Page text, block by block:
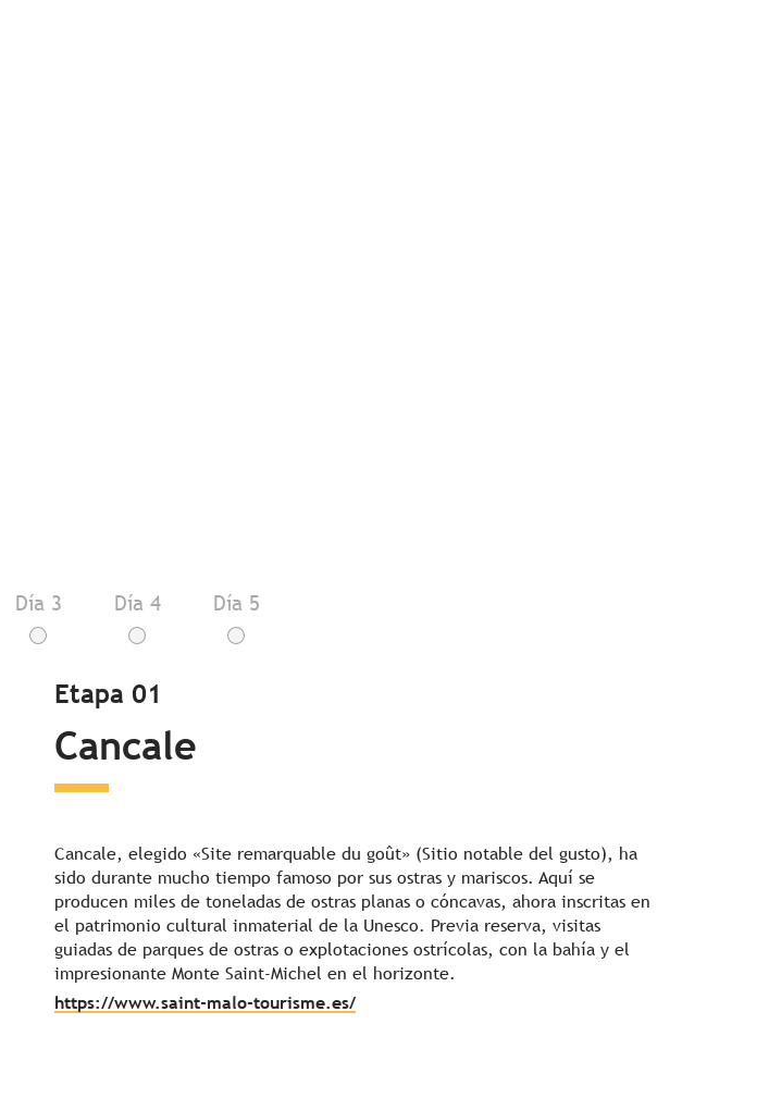
Día 3 Día 4 Día 5
Etapa 01
Cancale
Cancale, elegido «Site remarquable du goût» (Sitio notable del gusto), ha
sido durante mucho tiempo famoso por sus ostras y mariscos. Aquí se
producen miles de toneladas de ostras planas o cóncavas, ahora inscritas en
el patrimonio cultural inmaterial de la Unesco. Previa reserva, visitas
guiadas de parques de ostras o explotaciones ostrícolas, con la bahía y el
impresionante Monte Saint-Michel en el horizonte.
https://www.saint-malo-tourisme.es/